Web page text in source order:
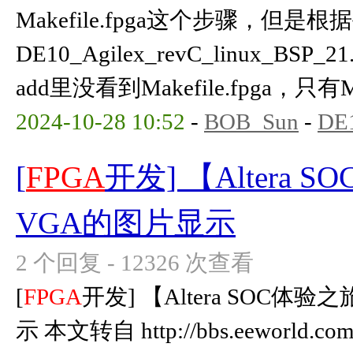
Makefile.fpga这个步骤，但是根
add里没看到Makefile.fpga，只有
2024-10-28 10:52 - BOB_Sun -
[FPGA开发] 【Altera
VGA的图片显示
2 个回复 - 12326 次查看
[FPGA开发] 【Altera SOC体验
示 本文转自 http://